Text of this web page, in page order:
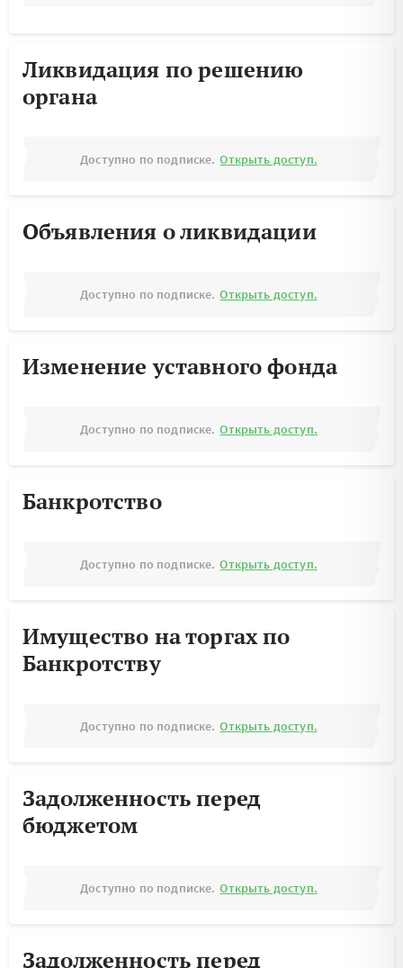
Ликвидация по решению
органа
Доступно по подписке. Открыть доступ.
Объявления о ликвидации
Доступно по подписке. Открыть доступ.
Изменение уставного фонда
Доступно по подписке. Открыть доступ.
Банкротство
Доступно по подписке. Открыть доступ.
Имущество на торгах по
Банкротству
Доступно по подписке. Открыть доступ.
Задолженность перед
бюджетом
Доступно по подписке. Открыть доступ.
Задолженность перед